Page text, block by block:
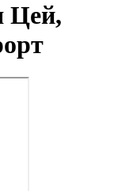
Цей,